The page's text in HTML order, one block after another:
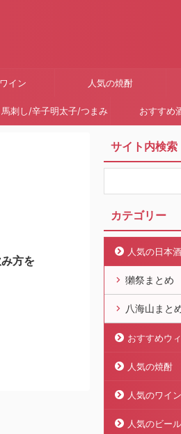
イン 人気の焼酎
馬刺し/辛子明太子/つまみ おすすめ
方を
サイト内検索
カテゴリー
人気の日本酒
獺祭まとめ
八海山まと
おすすめウ
人気の焼酎
人気のワイン
人気のビール